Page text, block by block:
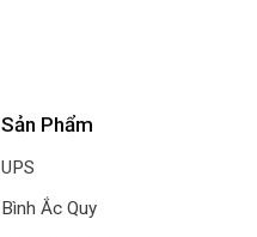
Sản Phẩm
UPS
Bình Ắc Quy